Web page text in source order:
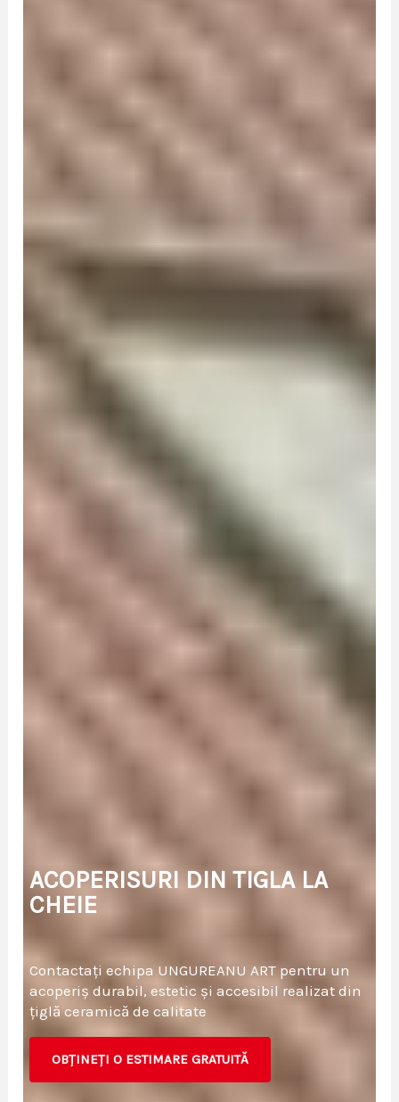
ACOPERISURI DIN TIGLA LA
CHEIE
Contactați echipa UNGUREANU ART pentru un
acoperiș durabil, estetic și accesibil realizat din
țiglă ceramică de calitate
OBŢINEŢI O ESTIMARE GRATUITĂ